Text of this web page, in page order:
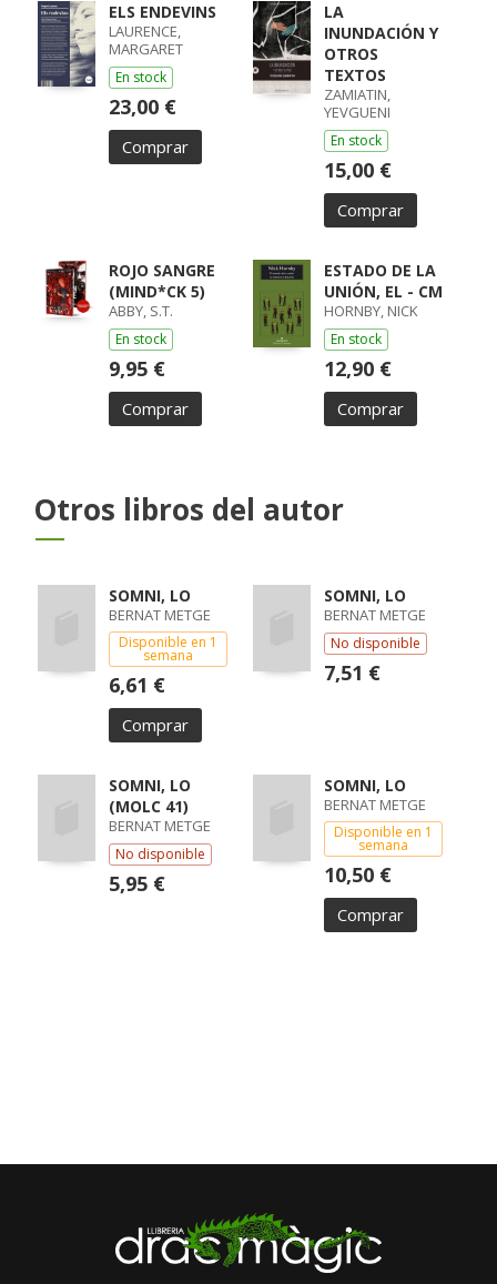
ELS ENDEVINS
LAURENCE,
MARGARET
En stock
23,00 €
Comprar
LA
INUNDACIÓN Y
OTROS
TEXTOS
ZAMIATIN,
YEVGUENI
En stock
15,00 €
Comprar
ROJO SANGRE
(MIND*CK 5)
ABBY, S.T.
En stock
9,95 €
Comprar
ESTADO DE LA
UNIÓN, EL - CM
HORNBY, NICK
En stock
12,90 €
Comprar
Otros libros del autor
SOMNI, LO
BERNAT METGE
Disponible en 1
semana
6,61 €
Comprar
SOMNI, LO
BERNAT METGE
No disponible
7,51 €
SOMNI, LO
(MOLC 41)
BERNAT METGE
No disponible
5,95 €
SOMNI, LO
BERNAT METGE
Disponible en 1
semana
10,50 €
Comprar